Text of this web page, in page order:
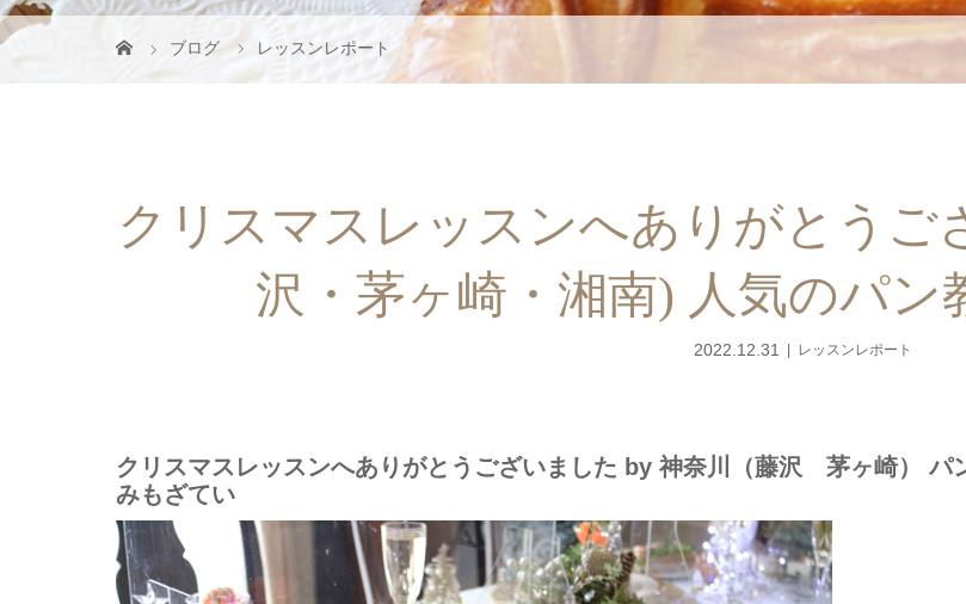
ブログ レッスンレポート
クリスマスレッスンへありがとうご
沢・茅ヶ崎・湘南) 人気のパ
2022.12.31 レッスンレポート
クリスマスレッスンへありがとうございました by 神奈川（藤沢 茅ヶ崎）
みもざてい